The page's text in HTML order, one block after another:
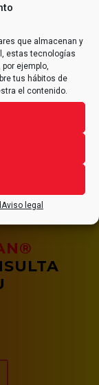
que almacenan y
estas tecnologías
ejemplo,
tus hábitos de
el contenido.
Aviso legal
y salud
nuestras